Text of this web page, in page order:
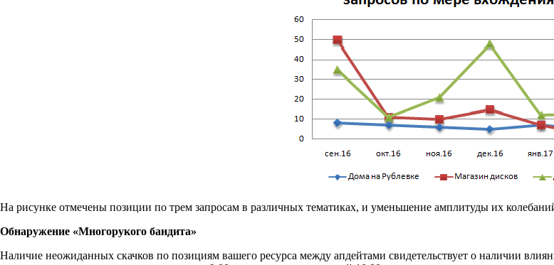
На рисунке отмечены позиции по трем запросам в различных тематиках, и уменьшение амплитуды их
Обнаружение «Многорукого бандита»
Наличие неожиданных скачков по позициям вашего ресурса между апдейтами свидетельствует о наличии